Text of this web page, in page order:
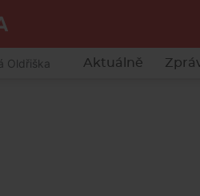
Oldřiška Aktuálně